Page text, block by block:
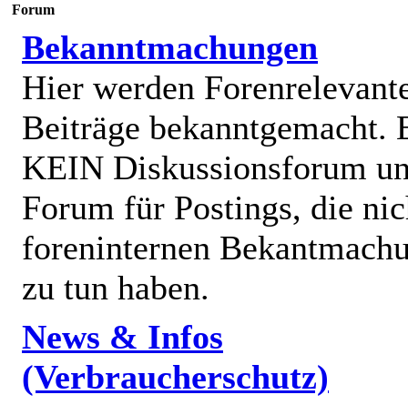
Forum
Bekanntmachungen
Hier werden
Beiträge bekanntgemacht.
KEIN Diskussionsforum
Forum für Postings, die
foreninternen
zu tun haben.
News & Infos
(Verbraucherschutz)